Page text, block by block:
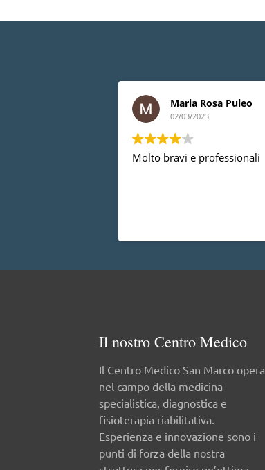
Maria Rosa Puleo
02/03/2023
Molto bravi e professionali
Il nostro Centro Medico
Il Centro Medico San Marco opera
nel campo della medicina
specialistica, diagnostica e
fisioterapia riabilitativa.
Esperienza e innovazione sono i
punti di forza della nostra